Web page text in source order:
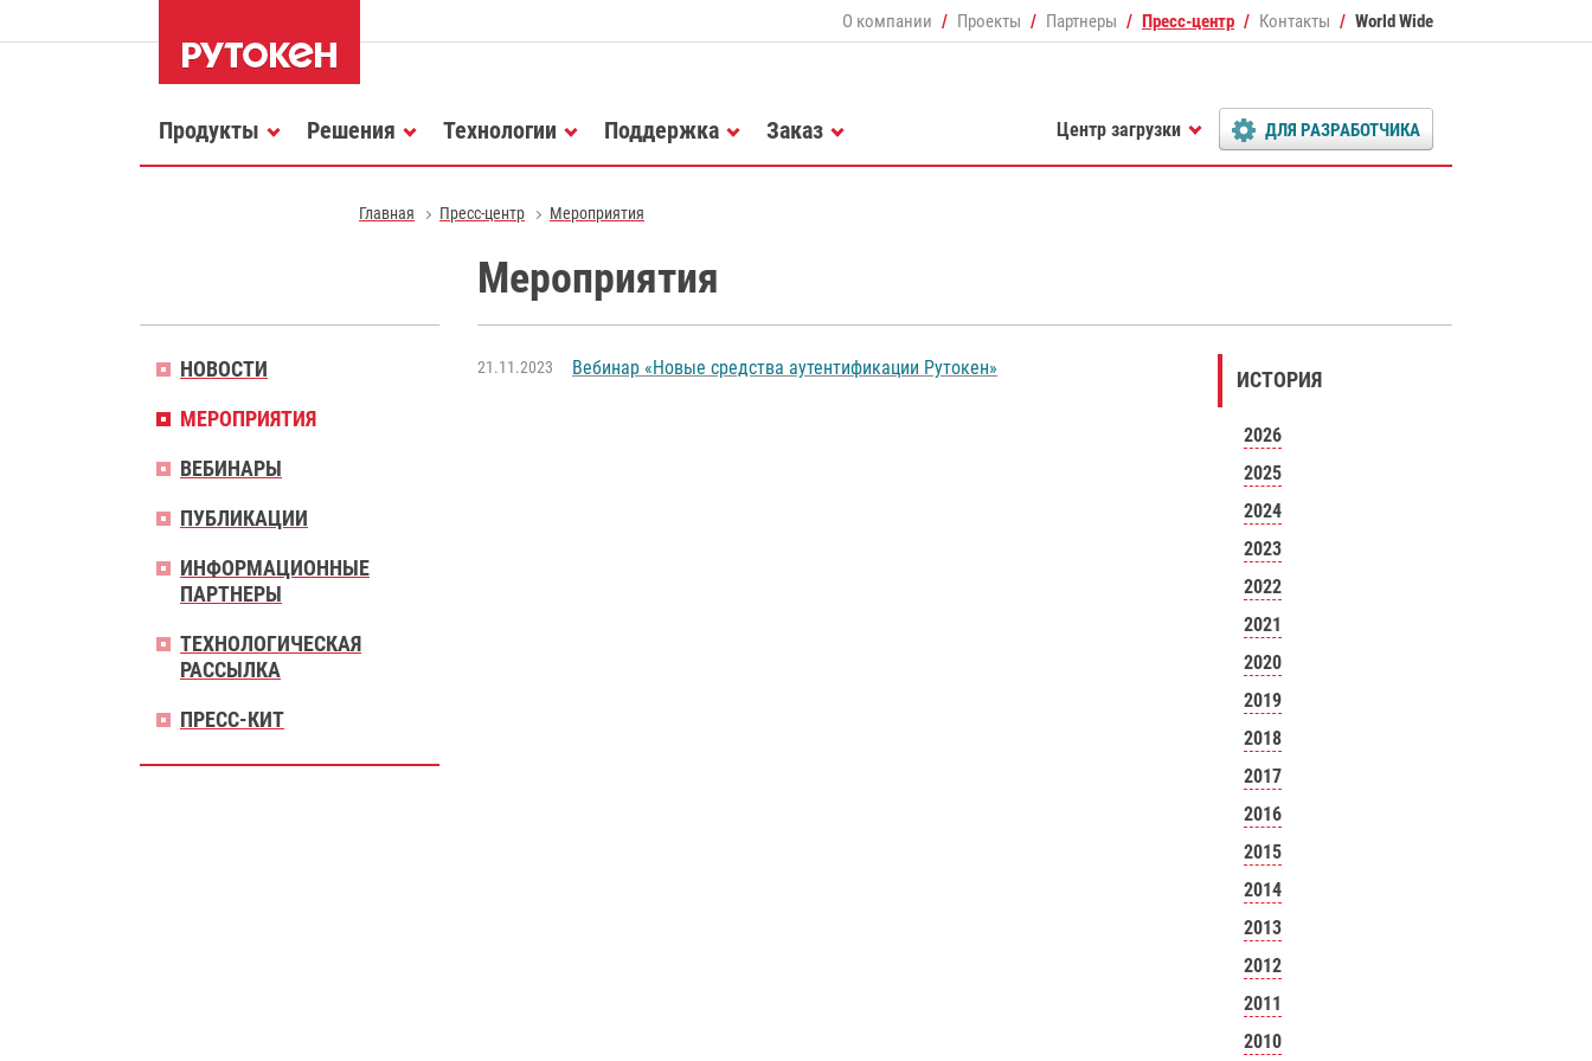
О компании Проекты Партнеры Пресс-центр Контакты World Wide
Продукты Решения Технологии Поддержка Заказ Центр загрузки ДЛЯ РАЗРАБОТЧИКА
Главная Пресс-центр Мероприятия
Мероприятия
21.11.2023 Вебинар «Новые средства аутентификации Рутокен»
ИСТОРИЯ
2026
2025
2024
2023
2022
2021
2020
2019
2018
2017
2016
2015
2014
2013
2012
2011
2010
НОВОСТИ
МЕРОПРИЯТИЯ
ВЕБИНАРЫ
ПУБЛИКАЦИИ
ИНФОРМАЦИОННЫЕ
ПАРТНЕРЫ
ТЕХНОЛОГИЧЕСКАЯ
РАССЫЛКА
ПРЕСС-КИТ